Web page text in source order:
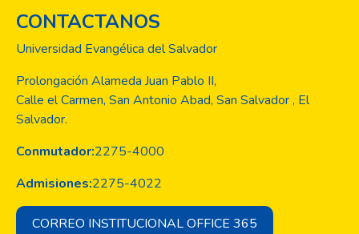
CONTACTANOS
Universidad Evangélica del Salvador
Prolongación Alameda Juan Pablo II,
Calle el Carmen, San Antonio Abad, San Salvador , El
Salvador.
Conmutador:2275-4000
Admisiones:2275-4022
CORREO INSTITUCIONAL OFFICE 365